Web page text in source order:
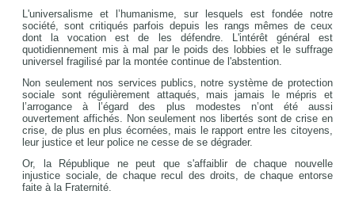
L'universalisme et l’humanisme, sur lesquels est fondée notre
société, sont critiqués parfois depuis les rangs mêmes de ceux
dont la vocation est de les défendre. L'intérêt général est
quotidiennement mis à mal par le poids des lobbies et le suffrage
universel fragilisé par la montée continue de l'abstention.
Non seulement nos services publics, notre système de protection
sociale sont régulièrement attaqués, mais jamais le mépris et
l’arrogance à l’égard des plus modestes n’ont été aussi
ouvertement affichés. Non seulement nos libertés sont de crise en
crise, de plus en plus écornées, mais le rapport entre les citoyens,
leur justice et leur police ne cesse de se dégrader.
Or, la République ne peut que s'affaiblir de chaque nouvelle
injustice sociale, de chaque recul des droits, de chaque entorse
faite à la Fraternité.